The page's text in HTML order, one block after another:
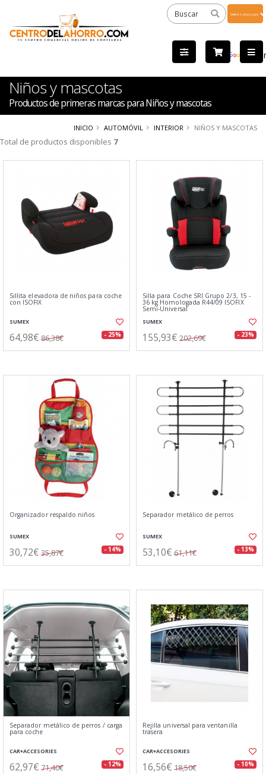
by
Niños y mascotas
Productos de primeras marcas para Niños y mascotas
INICIO AUTOMÓVIL INTERIOR NIÑOS Y MASCOTAS
Total de productos disponibles 7
Sillita elevadora de niños para coche
con ISOFIX
SUMEX
64,98€ 86,38€ - 25%
Silla para Coche SRI Grupo 2/3, 15 -
36 kg Homologada R44/09 ISOFIX
Semi-Universal
SUMEX
155,93€ 202,69€ - 23%
Organizador respaldo niños
SUMEX
30,72€ 35,87€ - 14%
Separador metálico de perros
SUMEX
53,10€ 61,11€ - 13%
Separador metálico de perros / carga
para coche
CAR+ACCESORIES
62,97€ 71,40€ - 12%
Rejilla universal para ventanilla
trasera
CAR+ACCESORIES
16,56€ 18,50€ - 10%